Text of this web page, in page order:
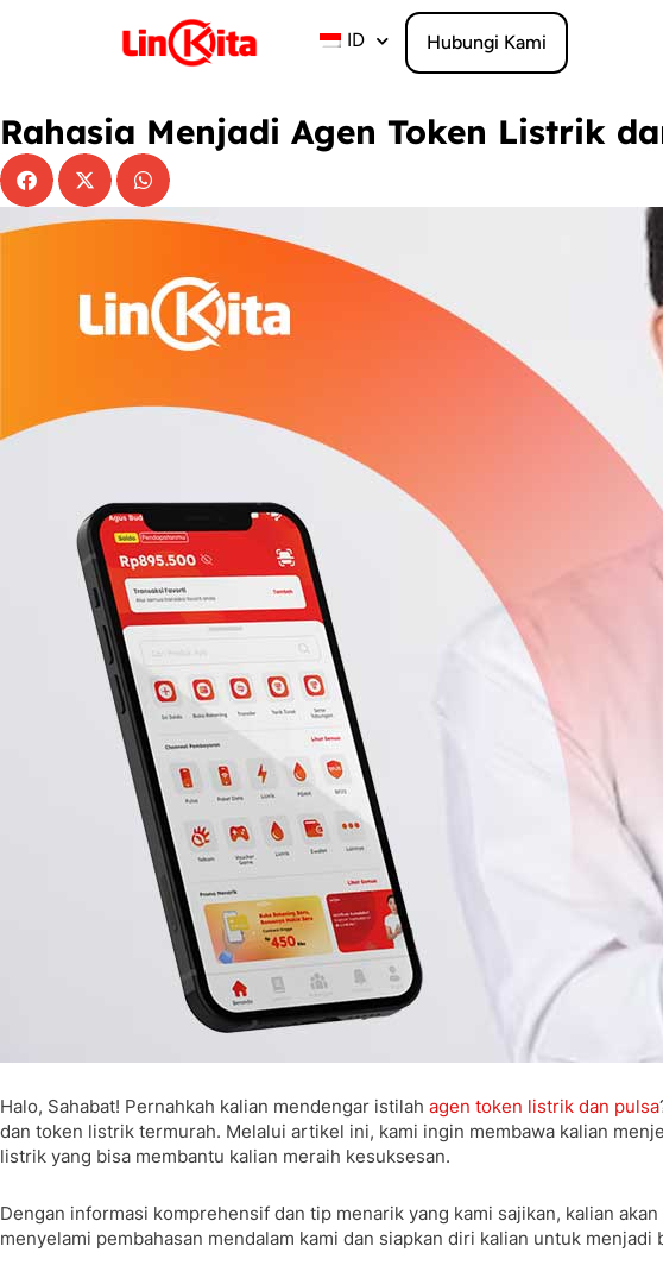
ID Hubungi Kami
Rahasia Menjadi Agen Token Listrik
Halo, Sahabat! Pernahkah kalian mendengar istilah agen token listrik dan pulsa
dan token listrik termurah. Melalui artikel ini, kami ingin membawa kalian
listrik yang bisa membantu kalian meraih kesuksesan.
Dengan informasi komprehensif dan tip menarik yang kami sajikan, kalian
menyelami pembahasan mendalam kami dan siapkan diri kalian untuk